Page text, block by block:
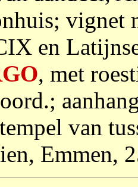
vignet
en
, met
van
Emmen,